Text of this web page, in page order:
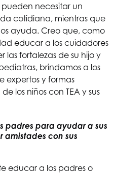
necesitar un
cotidiana, mientras que
ayuda. Creo que, como
educar a los cuidadores
las fortalezas de su hijo y
brindamos a los
expertos y formas
los niños con TEA y sus
padres para ayudar a sus
amistades con sus
educar a los padres o